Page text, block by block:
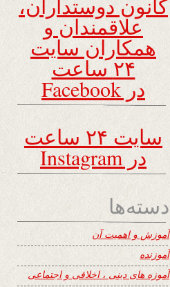
کانون دوستداران،
علاقمندان و
همکاران سایت
۲۴ ساعت
در Facebook
سایت ۲۴ ساعت
در Instagram
دسته‌ها
آموزش و اهمیت آن
آموزنده
آموزه های دینی ، اخلاقی و اجتماعی